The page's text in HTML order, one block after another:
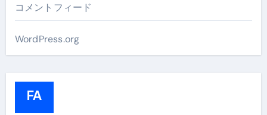
コメントフィード
WordPress.org
FA